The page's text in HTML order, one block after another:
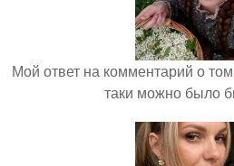
Мой ответ на комментарий о
таки можно было